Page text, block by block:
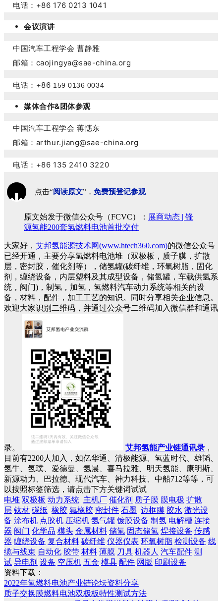
电话：+86 176 0213 1041
会议演讲
中国汽车工程学会曹静雅
邮箱： caojingya@sae-china.org
电话：+86 159 0136 0034
媒体合作&团体参观
中国汽车工程学会 蒋憓东
邮箱：arthur.jiang@sae-china.org
电话：+86 135 2410 3220
点击“阅读原文”， 免费预登记参观
原文始发于微信公众号（FCVC）： 展商动态 | 锋
源氢能200套氢燃料电池首批交付
大家好， 艾邦氢能源技术网(www.htech360.com)的微信公众号
已经开通，主要分享氢燃料电池堆（双极板，质子膜，扩散
层，密封胶，催化剂等），储氢罐(碳纤维，环氧树脂，固化
剂，缠绕设备，内层塑料及其成型设备，储氢罐，车载供氢系
统，阀门)，制氢，加氢，氢燃料汽车动力系统等相关的设
备，材料，配件，加工工艺的知识。同时分享相关企业信息。
欢迎大家识别二维码，并通过公众号二维码加入微信群和通讯
录。 艾邦氢能产业链通讯录 ，
目前有2200人加入，如亿华通、清极能源、氢蓝时代、雄韬、
氢牛、氢璞、爱德曼、氢晨、喜马拉雅、明天氢能、康明斯、
新源动力、巴拉德、现代汽车、神力科技、中船712等等，可
以按照标签筛选，请点击下方关键词试试
电堆 双极板 动力系统 主机厂 催化剂 质子膜 膜电极 扩散
层 钛材 碳纸 橡胶 氟橡胶 密封件 石墨 边框膜 胶水 激光设
备 涂布机 点胶机 压缩机 氢气罐 镀膜设备 制氢 电解槽 连接
器 阀门 化学品 模头 金属材料 储氢 固态储氢 焊接设备 传感
器 缠绕设备 复合材料 碳纤维 仪器仪表 环氧树脂 检测设备 线
缆与线束 自动化 胶带 材料 薄膜 刀具 机器人 汽车配件 测
试 导电剂 设备 空压机 五金 模具 配件 网版 印刷设备
资料下载：
2022年氢燃料电池产业链论坛资料分享
质子交换膜燃料电池双极板特性测试方法